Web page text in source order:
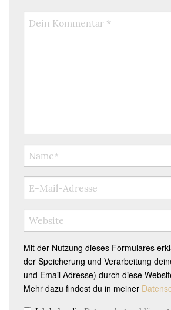
Mit der Nutzung dieses Formulares
der Speicherung und Verarbeitung
und Email Adresse) durch diese
Mehr dazu findest du in meiner